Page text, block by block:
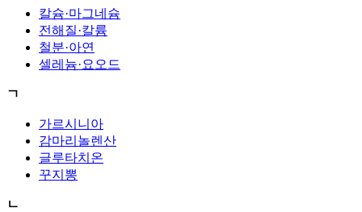
칼슘·마그네슘
전해질·칼륨
철분·아연
셀레늄·요오드
ㄱ
가르시니아
감마리놀렌산
글루타치온
꾸지뽕
ㄴ